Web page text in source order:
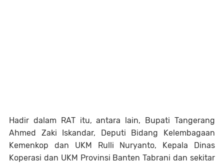
Hadir dalam RAT itu, antara lain, Bupati Tangerang
Ahmed Zaki Iskandar, Deputi Bidang Kelembagaan
Kemenkop dan UKM Rulli Nuryanto, Kepala Dinas
Koperasi dan UKM Provinsi Banten Tabrani dan sekitar